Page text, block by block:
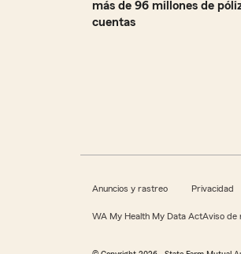
más de 96 millones de
cuentas
Anuncios y rastreo Privacidad
WA My Health My Data ActAviso de